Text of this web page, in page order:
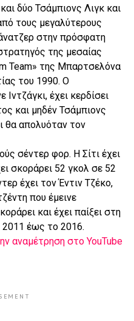
δύο Τσάμπιονς Λιγκ και
τους μεγαλύτερους
στην πρόσφατη
της μεσαίας
Team» της Μπαρτσελόνα
του 1990. Ο
έχει κερδίσει
και μηδέν Τσάμπιονς
θα απολυόταν τον
σέντερ φορ. Η Σίτι έχει
σκοράρει 52 γκολ σε 52
έχει τον Έντιν Τζέκο,
που έμεινε
και έχει παίξει στη
2011 έως το 2016.
αναμέτρηση στο YouTube